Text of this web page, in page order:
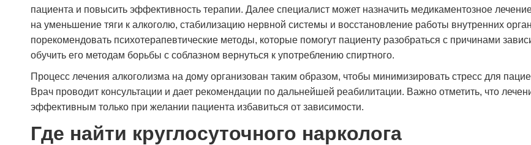
пациента и повысить эффективность терапии. Далее специалист может назначить медикаментозное
на уменьшение тяги к алкоголю, стабилизацию нервной системы и восстановление работы внутренних
порекомендовать психотерапевтические методы, которые помогут пациенту разобраться с причинами
обучить его методам борьбы с соблазном вернуться к употреблению спиртного.
Процесс лечения алкоголизма на дому организован таким образом, чтобы минимизировать стресс для
Врач проводит консультации и дает рекомендации по дальнейшей реабилитации. Важно отметить, что
эффективным только при желании пациента избавиться от зависимости.
Где найти круглосуточного нарколога